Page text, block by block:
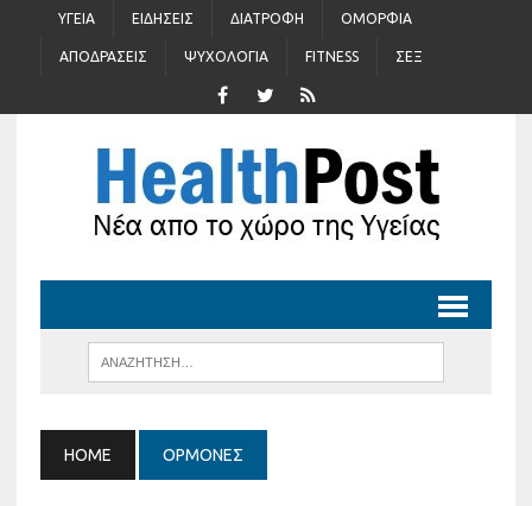
ΥΓΕΊΑ ΕΙΔΉΣΕΙΣ ΔΙΑΤΡΟΦΉ ΟΜΟΡΦΙΆ
ΑΠΟΔΡΆΣΕΙΣ ΨΥΧΟΛΟΓΊΑ FITNESS ΣΈΞ
HOME ΟΡΜΌΝΕΣ